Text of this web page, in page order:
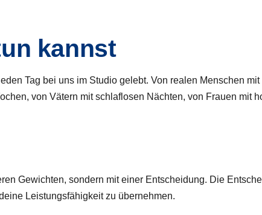
kannst
Tag bei uns im Studio gelebt. Von realen Menschen mit
von Vätern mit schlaflosen Nächten, von Frauen mit
Gewichten, sondern mit einer Entscheidung. Die
Leistungsfähigkeit zu übernehmen.